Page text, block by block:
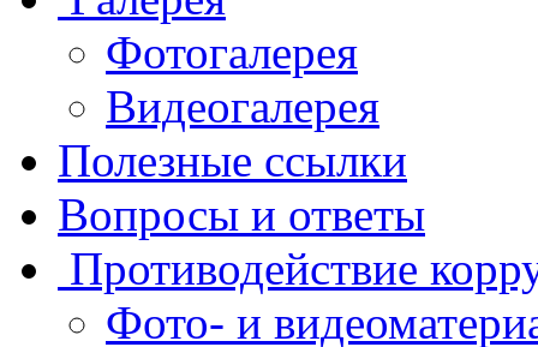
Фотогалерея
Видеогалерея
Полезные ссылки
Вопросы и ответы
Противодействие
Фото- и